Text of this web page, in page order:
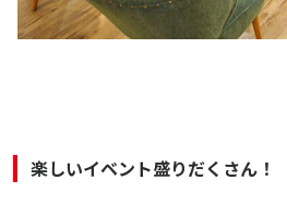
楽しいイベント盛りだくさん！